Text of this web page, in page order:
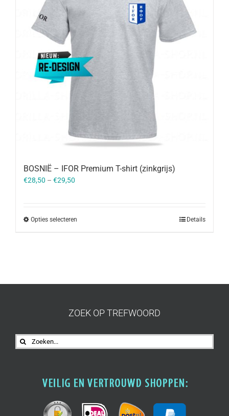
BOSNIË – IFOR Premium T-shirt (zinkgrijs)
€28,50 – €29,50
Opties selecteren Details
ZOEK OP TREFWOORD
Zoeken
naar: